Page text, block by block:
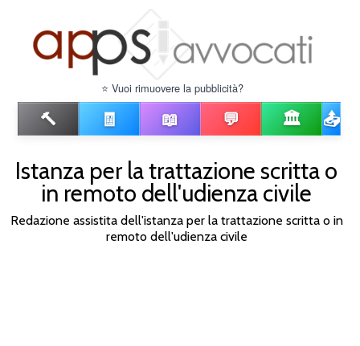
⭐ Vuoi rimuovere la pubblicità?
🔨 🧾 📖 💬 🏛️ 📤
Istanza per la trattazione scritta o
in remoto dell'udienza civile
Redazione assistita dell'istanza per la trattazione scritta o in
remoto dell'udienza civile